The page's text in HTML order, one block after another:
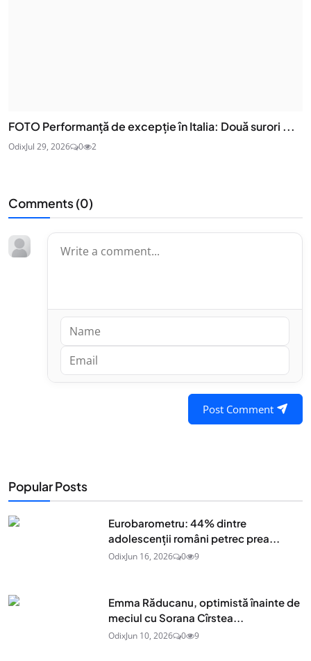
FOTO Performanță de excepție în Italia: Două surori ...
OdixJul 29, 2026 0 2
Comments (0)
Post Comment
Popular Posts
Eurobarometru: 44% dintre
adolescenţii români petrec prea...
OdixJun 16, 2026 0 9
Emma Răducanu, optimistă înainte de
meciul cu Sorana Cîrstea...
OdixJun 10, 2026 0 9